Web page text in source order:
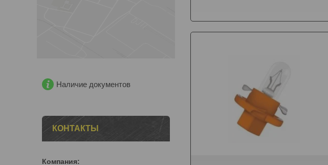
Наличие документов
КОНТАКТЫ